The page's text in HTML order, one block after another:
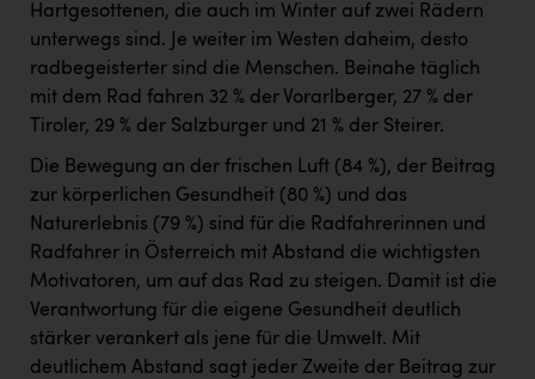
Hartgesottenen, die auch im Winter auf zwei Rädern
unterwegs sind. Je weiter im Westen daheim, desto
radbegeisterter sind die Menschen. Beinahe täglich
mit dem Rad fahren 32 % der Vorarlberger, 27 % der
Tiroler, 29 % der Salzburger und 21 % der Steirer.
Die Bewegung an der frischen Luft (84 %), der Beitrag
zur körperlichen Gesundheit (80 %) und das
Naturerlebnis (79 %) sind für die Radfahrerinnen und
Radfahrer in Österreich mit Abstand die wichtigsten
Motivatoren, um auf das Rad zu steigen. Damit ist die
Verantwortung für die eigene Gesundheit deutlich
stärker verankert als jene für die Umwelt. Mit
deutlichem Abstand sagt jeder Zweite der Beitrag zur